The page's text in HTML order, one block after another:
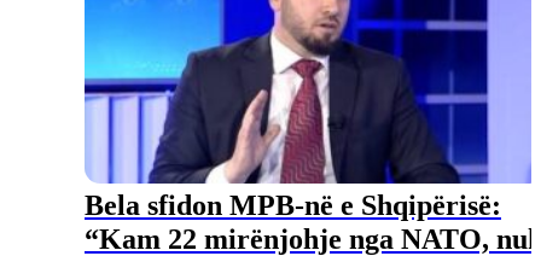
Bela sfidon MPB-në e Shqipërisë:
“Kam 22 mirënjohje nga NATO,